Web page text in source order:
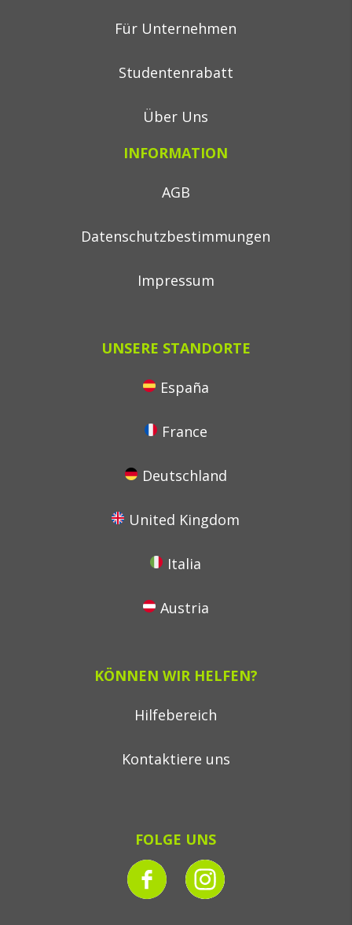
Für Unternehmen
Studentenrabatt
Über Uns
INFORMATION
AGB
Datenschutzbestimmungen
Impressum
UNSERE STANDORTE
España
France
Deutschland
United Kingdom
Italia
Austria
KÖNNEN WIR HELFEN?
Hilfebereich
Kontaktiere uns
FOLGE UNS